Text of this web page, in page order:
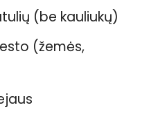
(be kauliukų)
(žemės,